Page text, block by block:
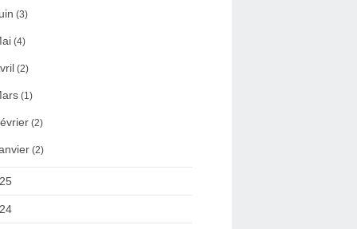
(3)
(4)
(2)
(1)
(2)
(2)